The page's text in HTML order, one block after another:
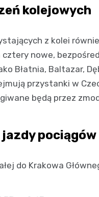
kolejowych
z kolei
nowe,
Błatnia, Baltazar,
przystanki w
będą przez
pociągów
do Krakowa